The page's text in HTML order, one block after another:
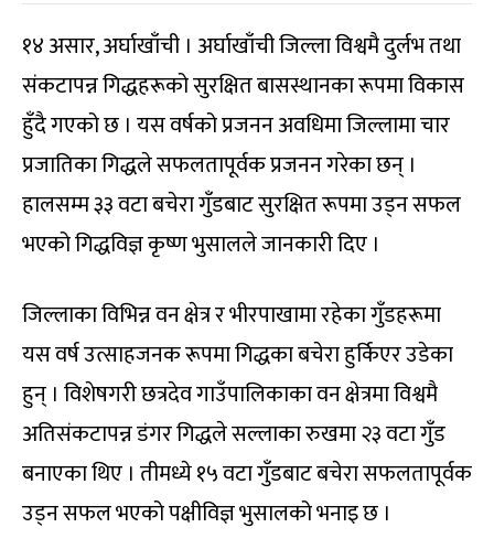
१४ असार, अर्घाखाँची । अर्घाखाँची जिल्ला विश्वमै दुर्लभ तथा
संकटापन्न गिद्धहरूको सुरक्षित बासस्थानका रूपमा विकास
हुँदै गएको छ । यस वर्षको प्रजनन अवधिमा जिल्लामा चार
प्रजातिका गिद्धले सफलतापूर्वक प्रजनन गरेका छन् ।
हालसम्म ३३ वटा बचेरा गुँडबाट सुरक्षित रूपमा उड्न सफल
भएको गिद्धविज्ञ कृष्ण भुसालले जानकारी दिए ।
जिल्लाका विभिन्न वन क्षेत्र र भीरपाखामा रहेका गुँडहरूमा
यस वर्ष उत्साहजनक रूपमा गिद्धका बचेरा हुर्किएर उडेका
हुन् । विशेषगरी छत्रदेव गाउँपालिकाका वन क्षेत्रमा विश्वमै
अतिसंकटापन्न डंगर गिद्धले सल्लाका रुखमा २३ वटा गुँड
बनाएका थिए । तीमध्ये १५ वटा गुँडबाट बचेरा सफलतापूर्वक
उड्न सफल भएको पक्षीविज्ञ भुसालको भनाइ छ ।